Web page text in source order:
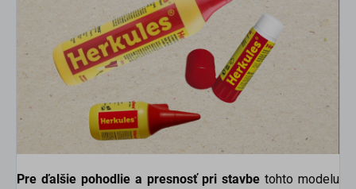
Pre ďalšie pohodlie a presnosť pri stavbe tohto modelu